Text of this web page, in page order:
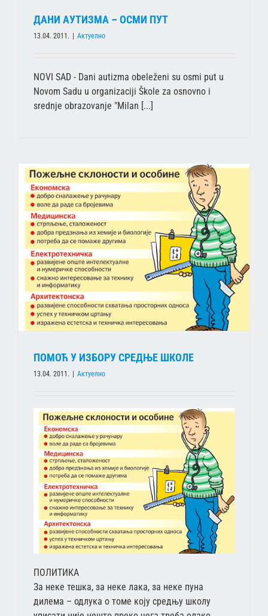
ДАНИ АУТИЗМА – ОСМИ ПУТ
13.04. 2011. Актуелно
NOVI SAD - Dani autizma obeleženi su osmi put u
Novom Sadu u organizaciji Škole za osnovno i
srednje obrazovanje "Milan [...]
ПОМОЋ У ИЗБОРУ СРЕДЊЕ ШКОЛЕ
13.04. 2011. Актуелно
ПОЛИТИКА
За неке тешка, за неке лака, за неке пуна
дилема – одлука о томе коју средњу школу